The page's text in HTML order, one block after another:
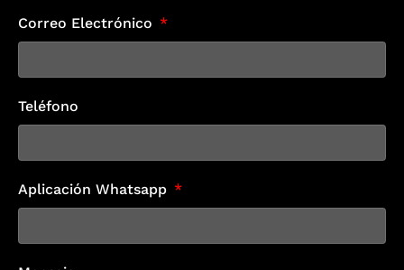
Correo Electrónico
Teléfono
Aplicación Whatsapp